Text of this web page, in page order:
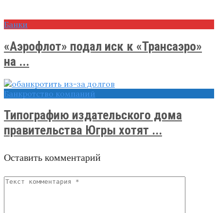
Банки
«Аэрофлот» подал иск к «Трансаэро»
на ...
Банкротство компаний
Типографию издательского дома
правительства Югры хотят ...
Оставить комментарий